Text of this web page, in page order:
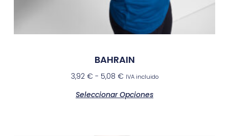
BAHRAIN
3,92 € - 5,08 € IVA incluido
Seleccionar Opciones